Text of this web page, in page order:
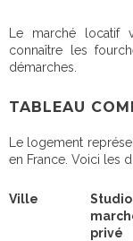
Le marché locatif
connaître les
démarches.
TABLEAU
Le logement
en France. Voici les
Ville
Studio
privé